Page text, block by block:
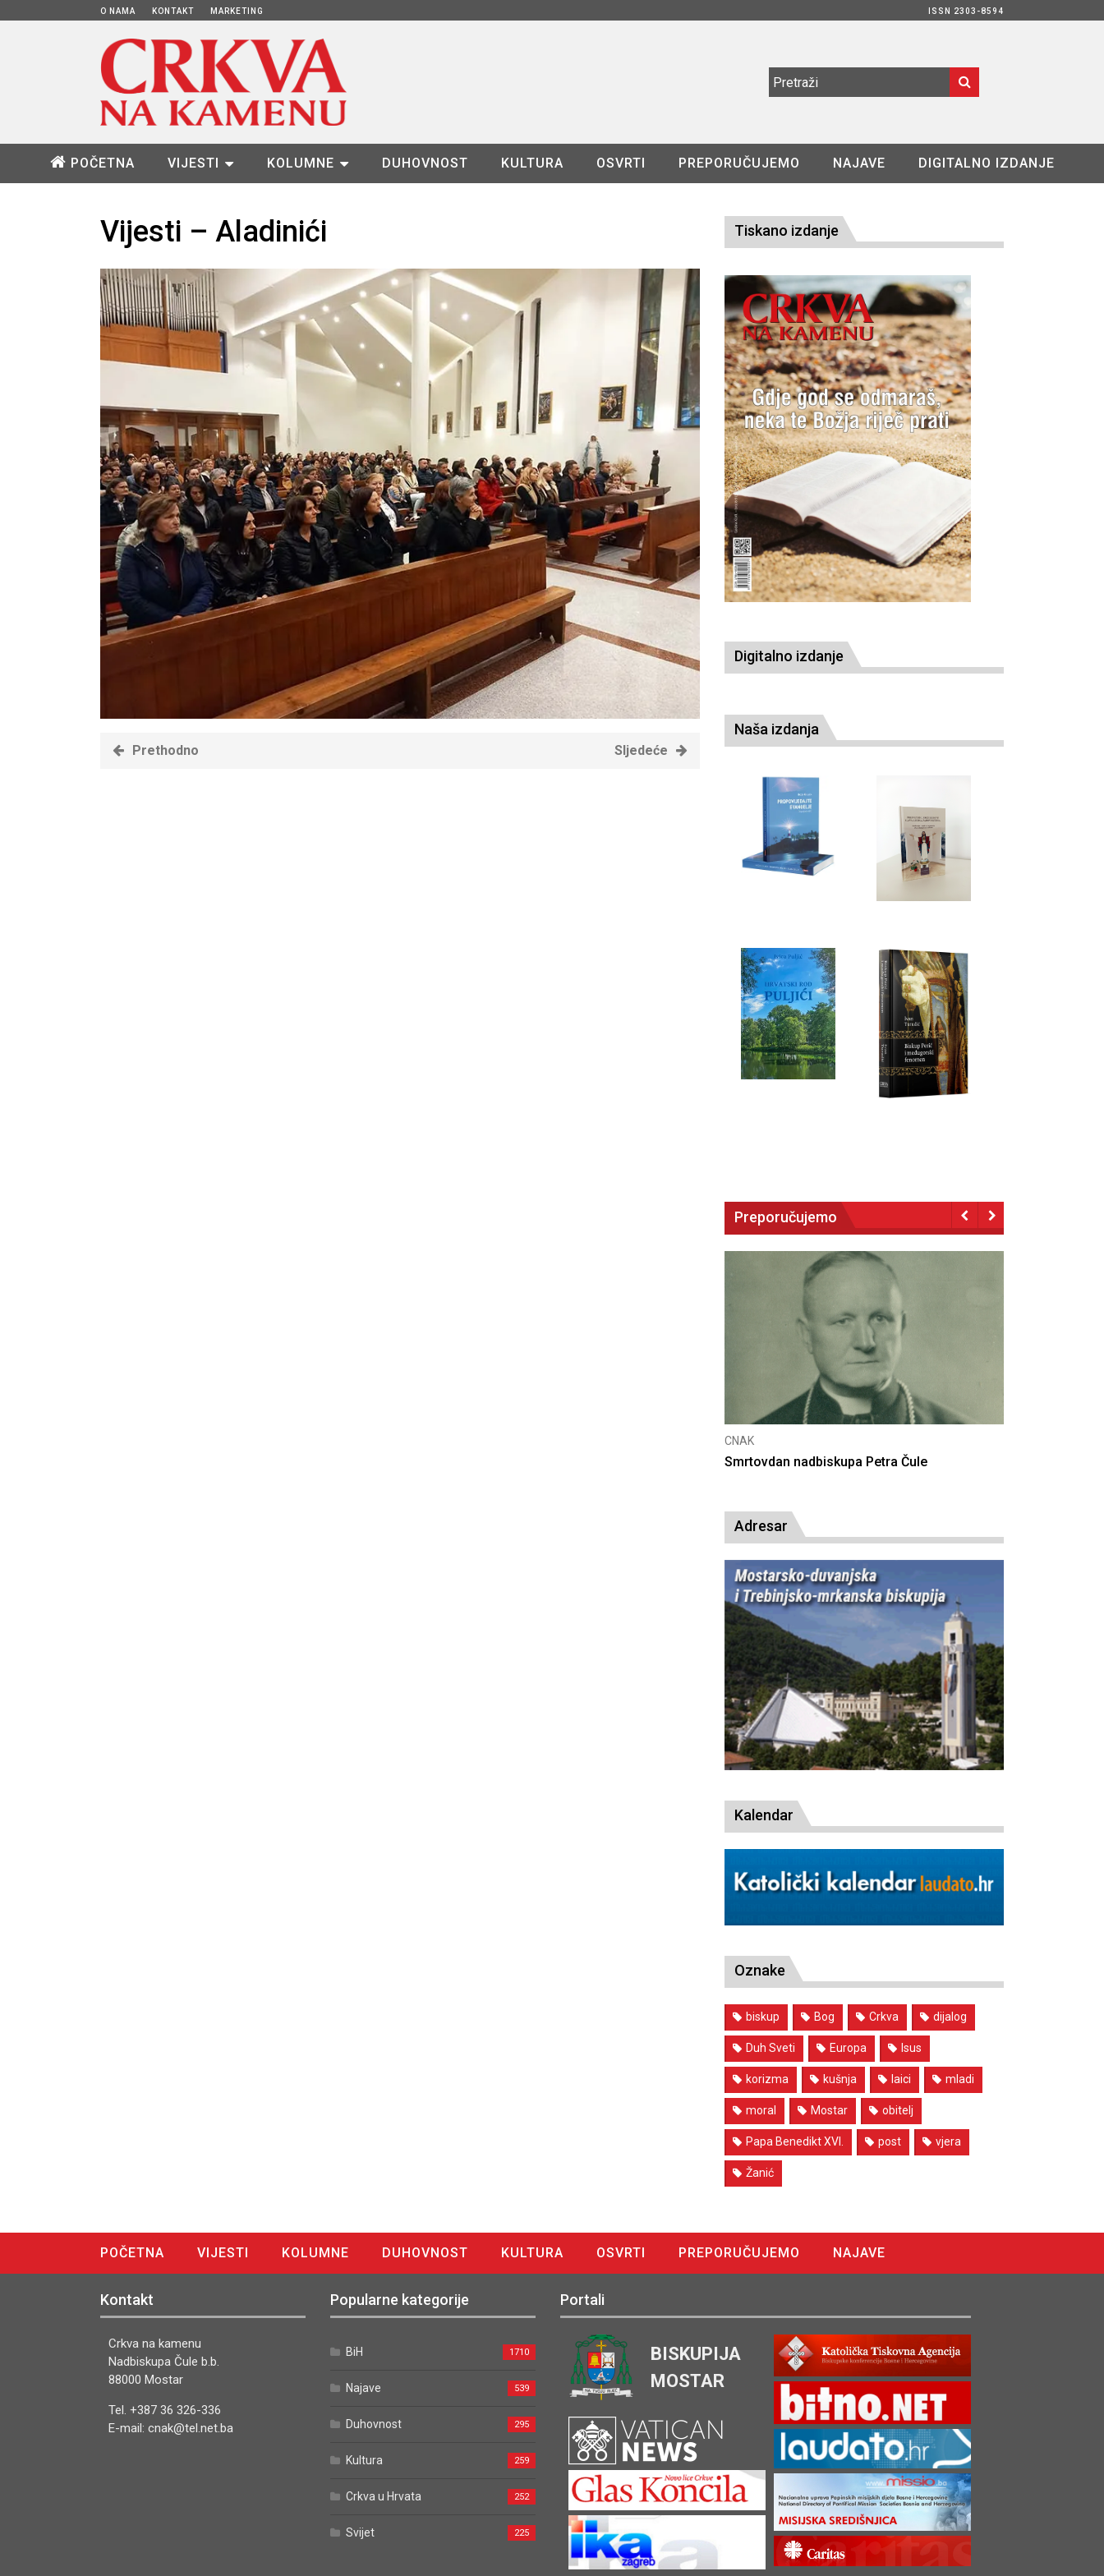
O NAMA KONTAKT MARKETING ISSN 2303-8594
POČETNA VIJESTI KOLUMNE DUHOVNOST KULTURA OSVRTI PREPORUČUJEMO NAJAVE DIGITALNO IZDANJE
Vijesti – Aladinići
Prethodno Sljedeće
Tiskano izdanje
Digitalno izdanje
Naša izdanja
Preporučujemo
Deseta obljetnica poništenja komunističke
Adresar
Kalendar
Oznake
biskup Bog Crkva dijalog
Duh Sveti Europa Isus
korizma kušnja laici mladi
moral Mostar obitelj
Papa Benedikt XVI. post vjera
Žanić
POČETNA VIJESTI KOLUMNE DUHOVNOST KULTURA OSVRTI PREPORUČUJEMO
NAJAVE
Kontakt
Crkva na kamenu
Nadbiskupa Čule b.b.
88000 Mostar
Tel. +387 36 326-336
E-mail: cnak@tel.net.ba
Popularne kategorije
BiH 1710
Najave 539
Duhovnost 295
Kultura 259
Crkva u Hrvata 252
Svijet 225
Portali
BISKUPIJA
MOSTAR